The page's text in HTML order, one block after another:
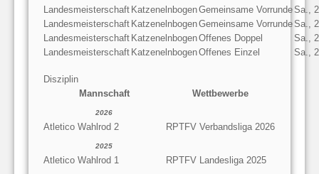
Landesmeisterschaft KatzenelnbogenGemeinsame Vorrunde Sa.,
Landesmeisterschaft KatzenelnbogenGemeinsame Vorrunde Sa.,
Landesmeisterschaft KatzenelnbogenOffenes Doppel
Sa.,
Landesmeisterschaft KatzenelnbogenOffenes Einzel Sa.,
Disziplin
Mannschaft
Wettbewerbe
2026
Atletico Wahlrod 2 RPTFV Verbandsliga 2026
2025
Atletico Wahlrod 1 RPTFV Landesliga 2025